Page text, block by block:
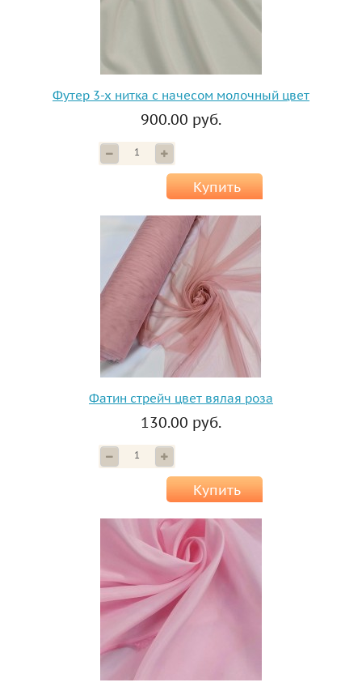
Футер 3-х нитка с начесом молочный цвет
900.00 руб.
Купить
Фатин стрейч цвет вялая роза
130.00 руб.
Купить